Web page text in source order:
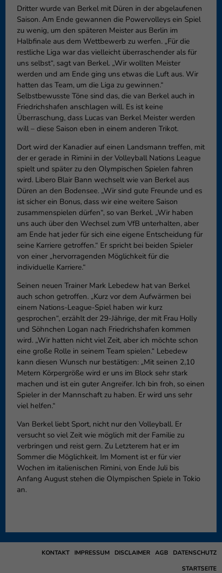
Dritter wurde van Berkel mit Düren in der abgelaufenen
Saison. Am Ende gewannen die Powervolleys ein Spiel
zu wenig, um den späteren Meister aus Berlin im
Halbfinale aus dem Wettbewerb zu werfen. „Für die
restliche Liga war das vielleicht überraschender als für
uns selbst“, sagt van Berkel. „Wir wollten Meister
werden und am Ende ging uns etwas die Luft aus. Wir
hatten das Team, um die Liga zu gewinnen.“
Selbstbewusste Töne sind das, die van Berkel auch in
Friedrichshafen anschlagen will. Es ist keine
Überraschung, dass Lucas van Berkel Meister werden
will – diese Saison eben in einem anderen Trikot.
Dort wird der Kanadier auf einen Landsmann treffen, mit
der er gerade in Rimini in der Volleyball Nations League
spielt und später zu den Olympischen Spielen fahren
wird. Libero Blair Bann wechselt wie van Berkel aus
Düren an den Bodensee. „Wir sind gute Freunde und es
ist sicher ein Bonus, dass wir eine weitere Saison
zusammenspielen dürfen“, so van Berkel. „Wir haben
uns auch über den Wechsel zum VfB unterhalten, aber
am Ende hat jeder für sich eine eigene Entscheidung für
seine Karriere getroffen.“ Er spricht bei beiden Spieler
von einer „hervorragenden Möglichkeit für die
individuelle Karriere.“
Seinen neuen Trainer Mark Lebedew hat van Berkel
auch schon getroffen. „Kurz vor dem Aufwärmen bei
einem Nations-League-Spiel haben wir kurz
gesprochen“, erzählt der 29-Jährige, der mit Frau Holly
und Söhnchen Logan nach Friedrichshafen kommen
wird. „Wir hatten nicht viel Zeit, aber ich möchte schon
eine große Rolle in seinem Team spielen.“ Lebedew
kann diesen Wunsch nur bestätigen: „Mit seinen 2,10
Metern Körpergröße wird er uns im Block sehr stark
machen und ist ein guter Angreifer. Ich bin froh, so einen
Spieler in der Mannschaft zu haben. Er wird uns sehr
viel helfen.“
Van Berkel liebt Sport, nicht nur den Volleyball. Er
versucht so viel Zeit wie möglich mit der Familie zu
verbringen und reist gern. Zu Letzterem hat er im
Sommer die Möglichkeit. Im Moment ist er für vier
Wochen im italienischen Rimini, von Ende Juli bis
Anfang August stehen die Olympischen Spiele in Tokio
an.
DATENSCHUTZ
AGB
DISCLAIMER
IMPRESSUM
KONTAKT
STARTSEITE
Datenschutzerklärung Impressum